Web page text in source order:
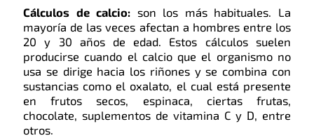
Cálculos de calcio: son los más habituales. La
mayoría de las veces afectan a hombres entre los
20 y 30 años de edad. Estos cálculos suelen
producirse cuando el calcio que el organismo no
usa se dirige hacia los riñones y se combina con
sustancias como el oxalato, el cual está presente
en frutos secos, espinaca, ciertas frutas,
chocolate, suplementos de vitamina C y D, entre
otros.